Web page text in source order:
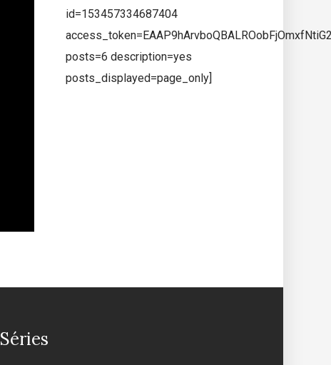
id=153457334687404
posts=6 description=yes
posts_displayed=page_only]
Séries